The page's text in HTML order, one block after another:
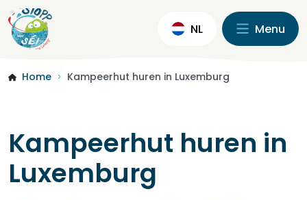
NL Menu
Home > Kampeerhut huren in Luxemburg
Kampeerhut huren in
Luxemburg